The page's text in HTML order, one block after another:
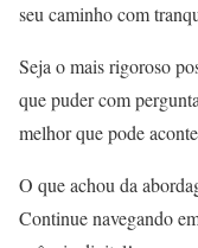
seu caminho com
Seja o mais rigoroso
que puder com
melhor que pode
O que achou da
Continue navegando